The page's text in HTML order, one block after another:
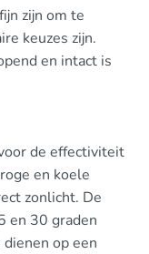
zijn om te
keuzes zijn.
en intact is
de effectiviteit
en koele
zonlicht. De
en 30 graden
op een